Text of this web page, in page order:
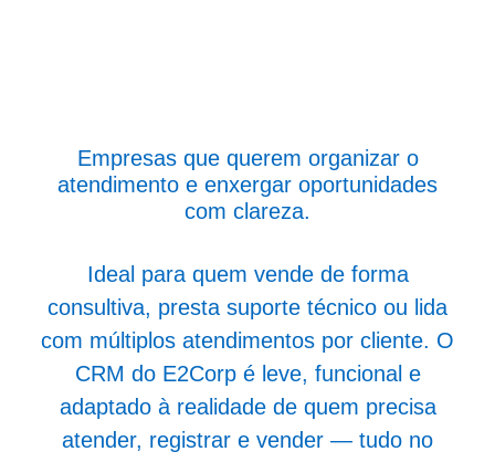
Empresas que querem organizar o
atendimento e enxergar oportunidades
com clareza.
Ideal para quem vende de forma
consultiva, presta suporte técnico ou lida
com múltiplos atendimentos por cliente. O
CRM do E2Corp é leve, funcional e
adaptado à realidade de quem precisa
atender, registrar e vender — tudo no